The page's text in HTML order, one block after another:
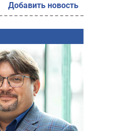
Добавить новость